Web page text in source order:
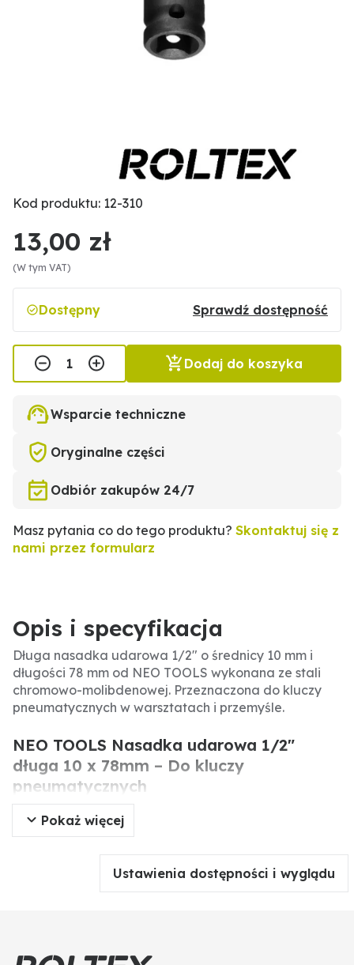
Kod produktu: 12-310
13,00 zł
(W tym VAT)
Dostępny Sprawdź dostępność
Dodaj do koszyka
Wsparcie techniczne
Oryginalne części
Odbiór zakupów 24/7
Masz pytania co do tego produktu? Skontaktuj się z
nami przez formularz
Opis i specyfikacja
Długa nasadka udarowa 1/2" o średnicy 10 mm i
długości 78 mm od NEO TOOLS wykonana ze stali
chromowo-molibdenowej. Przeznaczona do kluczy
pneumatycznych w warsztatach i przemyśle.
NEO TOOLS Nasadka udarowa 1/2"
długa 10 x 78mm – Do kluczy
pneumatycznych
Długa nasadka udarowa 1/2" o rozmiarze 10 mm
firmy NEO TOOLS wykonana ze stali chromowo-
molibdenowej (CrMo). Dzięki długości 78 mm ułatwia
dostęp do zagłębionych śrub. Odznacza się
wyjątkową odpornością na korozję, rozciąganie oraz
Pokaż więcej
Ustawienia dostępności i wyglądu